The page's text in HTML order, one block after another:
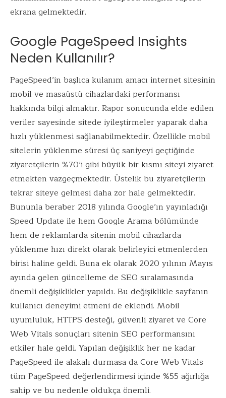
ekrana gelmektedir.
Google PageSpeed Insights
Neden Kullanılır?
PageSpeed’in başlıca kulanım amacı internet sitesinin
mobil ve masaüstü cihazlardaki performansı
hakkında bilgi almaktır. Rapor sonucunda elde edilen
veriler sayesinde sitede iyileştirmeler yaparak daha
hızlı yüklenmesi sağlanabilmektedir. Özellikle mobil
sitelerin yüklenme süresi üç saniyeyi geçtiğinde
ziyaretçilerin %70’i gibi büyük bir kısmı siteyi ziyaret
etmekten vazgeçmektedir. Üstelik bu ziyaretçilerin
tekrar siteye gelmesi daha zor hale gelmektedir.
Bununla beraber 2018 yılında Google’ın yayınladığı
Speed Update ile hem Google Arama bölümünde
hem de reklamlarda sitenin mobil cihazlarda
yüklenme hızı direkt olarak belirleyici etmenlerden
birisi haline geldi. Buna ek olarak 2020 yılının Mayıs
ayında gelen güncelleme de SEO sıralamasında
önemli değişiklikler yapıldı. Bu değişiklikle sayfanın
kullanıcı deneyimi etmeni de eklendi. Mobil
uyumluluk, HTTPS desteği, güvenli ziyaret ve Core
Web Vitals sonuçları sitenin SEO performansını
etkiler hale geldi. Yapılan değişiklik her ne kadar
PageSpeed ile alakalı durmasa da Core Web Vitals
tüm PageSpeed değerlendirmesi içinde %55 ağırlığa
sahip ve bu nedenle oldukça önemli.